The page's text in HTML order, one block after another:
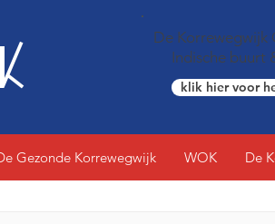
De Korrewegwijk
Indische buurt
klik hier voor
Gezonde Korrewegwijk WOK De